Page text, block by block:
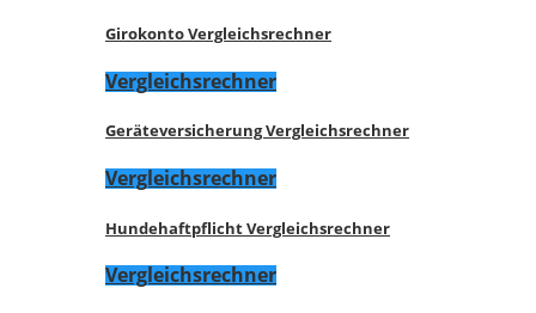
Girokonto Vergleichsrechner
Vergleichsrechner
Geräteversicherung Vergleichsrechner
Vergleichsrechner
Hundehaftpflicht Vergleichsrechner
Vergleichsrechner